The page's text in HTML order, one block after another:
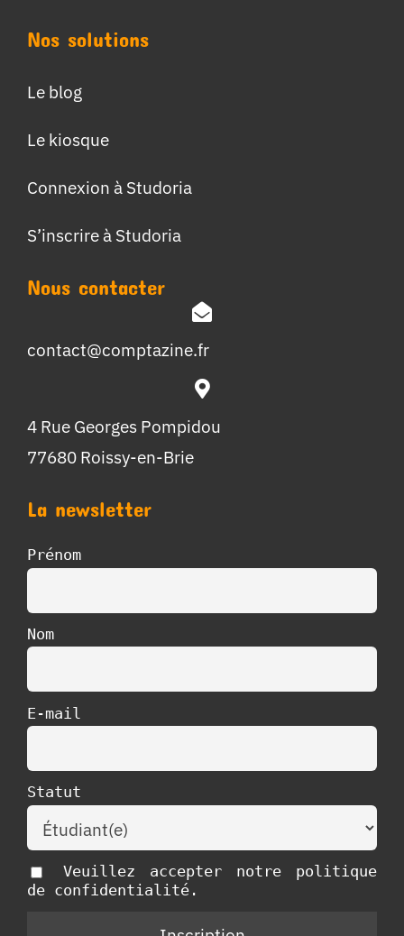
Nos solutions
Le blog
Le kiosque
Connexion à Studoria
S’inscrire à Studoria
Nous contacter
contact@comptazine.fr
4 Rue Georges Pompidou
77680 Roissy-en-Brie
La newsletter
Prénom
Nom
E-mail
Statut
Veuillez accepter notre politique
de confidentialité.